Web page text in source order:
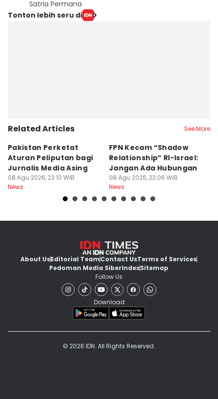
Satria Permana
Tonton lebih seru di
Related Articles See More
Pakistan Perketat
Aturan Peliputan bagi
Jurnalis Media Asing
08 Agu 2026, 23:10 WIB
News
FPN Kecam “Shadow
Relationship” RI-Israel:
Jangan Ada Hubungan
08 Agu 2026, 23:06 WIB
News
About UsEditorial TeamContact UsTerms of Services
Pedoman Media SiberIndexSitemap
Follow Us
Download
© 2026 IDN. All Rights Reserved.